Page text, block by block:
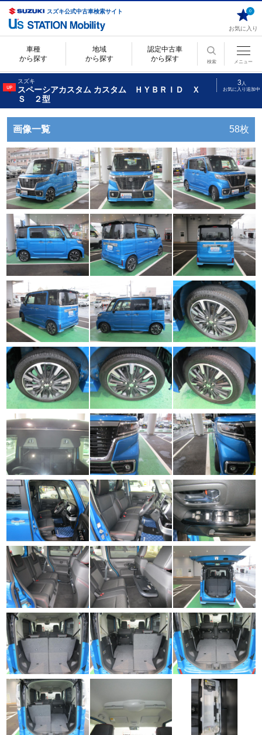
スズキ公式中古車検索サイト
お気に入り
0
車種
から探す
地域
から探す
認定中古車
から探す
検索 メニュー
スズキ
スペーシアカスタム カスタム ＨＹＢＲＩＤ Ｘ
Ｓ ２型
3 人
お気に入り追加中
画像一覧 58枚